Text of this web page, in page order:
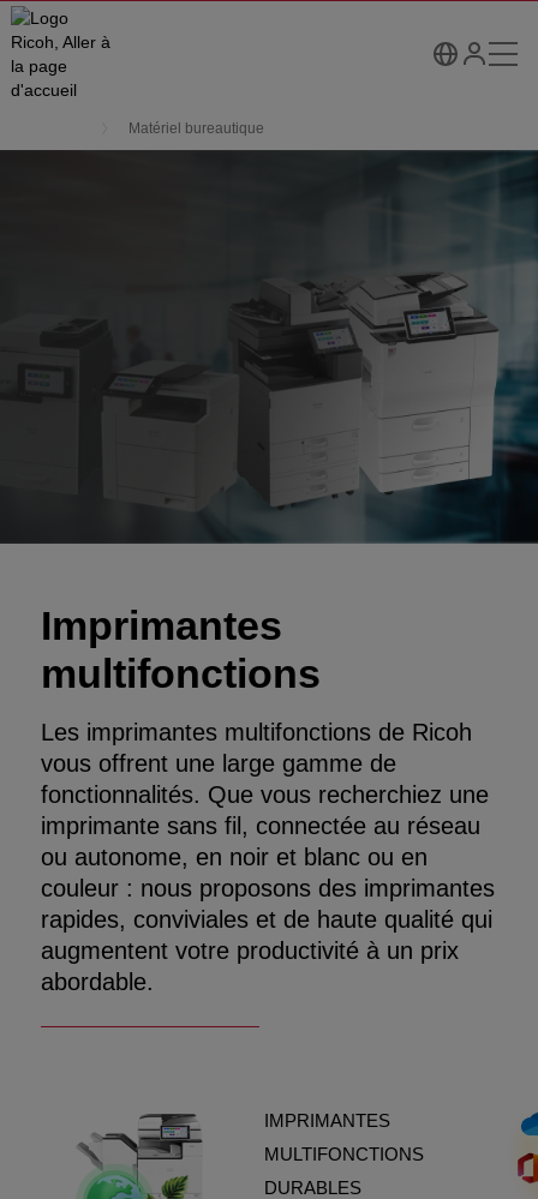
Matériel bureautique
Imprimantes
multifonctions
Les imprimantes multifonctions de Ricoh
vous offrent une large gamme de
fonctionnalités. Que vous recherchiez une
imprimante sans fil, connectée au réseau
ou autonome, en noir et blanc ou en
couleur : nous proposons des imprimantes
rapides, conviviales et de haute qualité qui
augmentent votre productivité à un prix
abordable.
IMPRIMANTES
MULTIFONCTIONS
DURABLES